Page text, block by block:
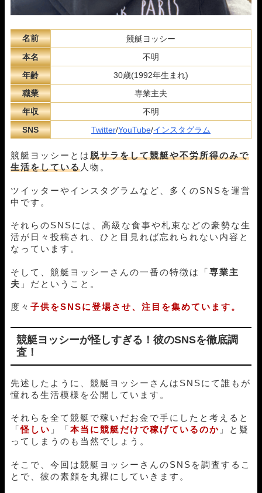
名前
競艇ヨッシー
本名
不明
年齢
30歳(1992年生まれ)
職業
専業主夫
年収
不明
SNS
Twitter/YouTube/インスタグラム
競艇ヨッシーとは脱サラをして競艇や不労所得のみで
生活をしている人物。
ツイッターやインスタグラムなど、多くのSNSを運営
中です。
それらのSNSには、高級な食事や札束などの豪勢な生
活が日々投稿され、ひと目見れば忘れられない内容と
なっています。
そして、競艇ヨッシーさんの一番の特徴は「専業主
夫 」だということ。
度々 子供をSNSに登場させ、注目を集めています。
競艇ヨッシーが怪しすぎる！彼のSNSを徹底調
査！
先述したように、競艇ヨッシーさんはSNSにて誰もが
憧れる生活模様を公開しています。
それらを全て競艇で稼いだお金で手にしたと考えると
「怪しい 」「本当に競艇だけで稼げているのか 」と疑
ってしまうのも当然でしょう。
そこで、今回は競艇ヨッシーさんのSNSを調査するこ
とで、彼の素顔を丸裸にしていきます。